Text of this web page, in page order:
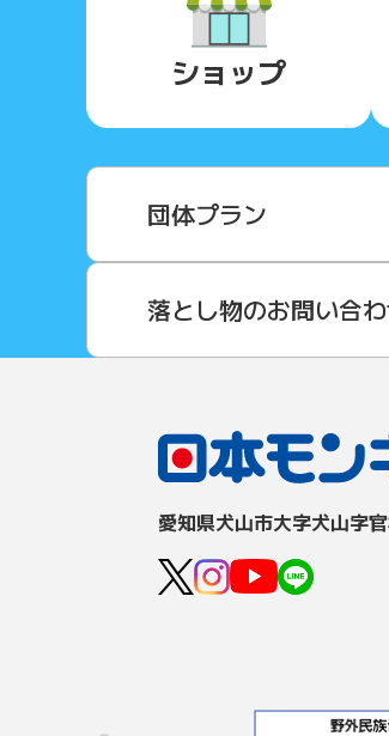
ショップ
団体プラン
落とし物のお問い合
愛知県⽝⼭市⼤字⽝⼭字